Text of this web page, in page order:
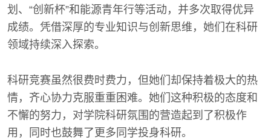
划、“创新杯”和能源青年行等活动，并多次取得优异
成绩。凭借深厚的专业知识与创新思维，她们在科研
领域持续深入探索。
科研竞赛虽然很费时费力，但她们却保持着极大的热
情，齐心协力克服重重困难。她们这种积极的态度和
不懈的努力，对学院科研氛围的营造起到了积极作
用，同时也鼓舞了更多同学投身科研。